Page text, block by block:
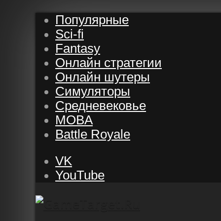
Популярные
Sci-fi
Fantasy
Онлайн стратегии
Онлайн шутеры
Симуляторы
Средневековье
MOBA
Battle Royale
VK
YouTube